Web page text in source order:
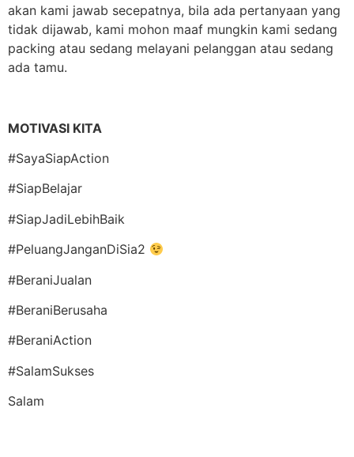
akan kami jawab secepatnya, bila ada pertanyaan yang
tidak dijawab, kami mohon maaf mungkin kami sedang
packing atau sedang melayani pelanggan atau sedang
ada tamu.
MOTIVASI KITA
#SayaSiapAction
#SiapBelajar
#SiapJadiLebihBaik
#PeluangJanganDiSia2
#BeraniJualan
#BeraniBerusaha
#BeraniAction
#SalamSukses
Salam